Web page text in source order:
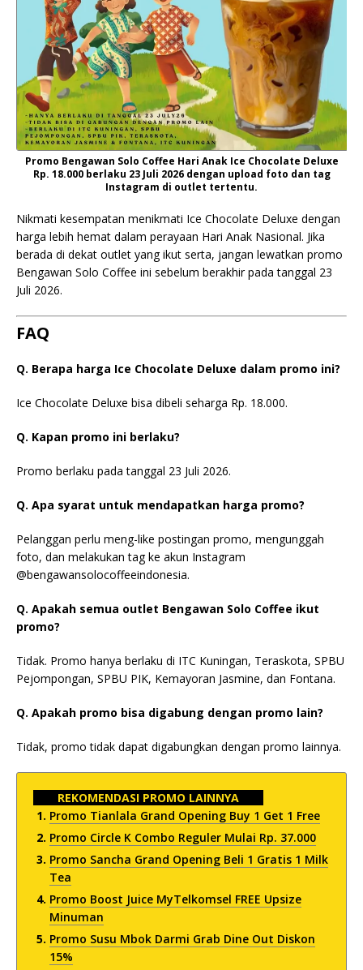
Promo Bengawan Solo Coffee Hari Anak Ice Chocolate Deluxe
Rp. 18.000 berlaku 23 Juli 2026 dengan upload foto dan tag
Instagram di outlet tertentu.
Nikmati kesempatan menikmati Ice Chocolate Deluxe dengan
harga lebih hemat dalam perayaan Hari Anak Nasional. Jika
berada di dekat outlet yang ikut serta, jangan lewatkan promo
Bengawan Solo Coffee ini sebelum berakhir pada tanggal 23
Juli 2026.
FAQ
Q. Berapa harga Ice Chocolate Deluxe dalam promo ini?
Ice Chocolate Deluxe bisa dibeli seharga Rp. 18.000.
Q. Kapan promo ini berlaku?
Promo berlaku pada tanggal 23 Juli 2026.
Q. Apa syarat untuk mendapatkan harga promo?
Pelanggan perlu meng-like postingan promo, mengunggah
foto, dan melakukan tag ke akun Instagram
@bengawansolocoffeeindonesia.
Q. Apakah semua outlet Bengawan Solo Coffee ikut
promo?
Tidak. Promo hanya berlaku di ITC Kuningan, Teraskota, SPBU
Pejompongan, SPBU PIK, Kemayoran Jasmine, dan Fontana.
Q. Apakah promo bisa digabung dengan promo lain?
Tidak, promo tidak dapat digabungkan dengan promo lainnya.
REKOMENDASI PROMO LAINNYA
Promo Tianlala Grand Opening Buy 1 Get 1 Free
Promo Circle K Combo Reguler Mulai Rp. 37.000
Promo Sancha Grand Opening Beli 1 Gratis 1 Milk
Tea
Promo Boost Juice MyTelkomsel FREE Upsize
Minuman
Promo Susu Mbok Darmi Grab Dine Out Diskon
15%